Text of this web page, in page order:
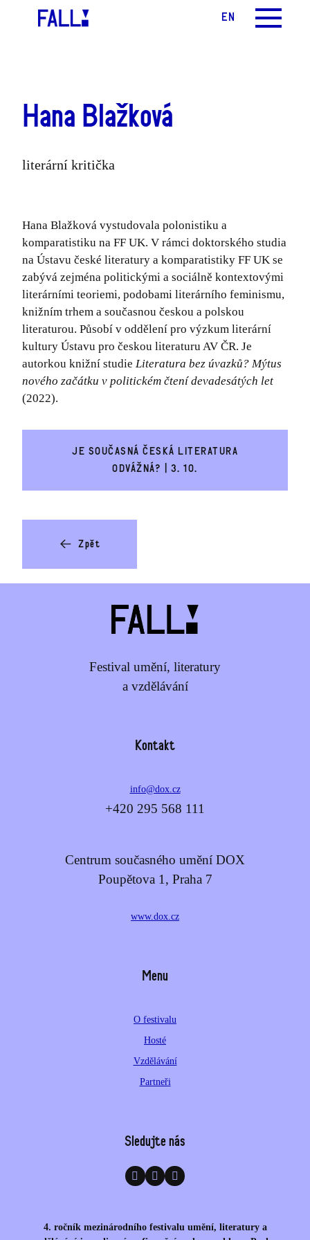
MENU
CS
EN
Hana Blažková
literární kritička
Hana Blažková vystudovala polonistiku a
komparatistiku na FF UK. V rámci doktorského studia
na Ústavu české literatury a komparatistiky FF UK se
zabývá zejména politickými a sociálně kontextovými
literárními teoriemi, podobami literárního feminismu,
knižním trhem a současnou českou a polskou
literaturou. Působí v oddělení pro výzkum literární
kultury Ústavu pro českou literaturu AV ČR. Je
autorkou knižní studie Literatura bez úvazků? Mýtus
nového začátku v politickém čtení devadesátých let
(2022).
JE SOUČASNÁ ČESKÁ LITERATURA
ODVÁŽNÁ? | 3. 10.
Zpět
Festival umění, literatury
a vzdělávání
Kontakt
info@dox.cz
+420 295 568 111
Centrum současného umění DOX
Poupětova 1, Praha 7
www.dox.cz
Menu
O festivalu
Hosté
Vzdělávání
Partneři
Sledujte nás
4. ročník mezinárodního festivalu umění, literatury a